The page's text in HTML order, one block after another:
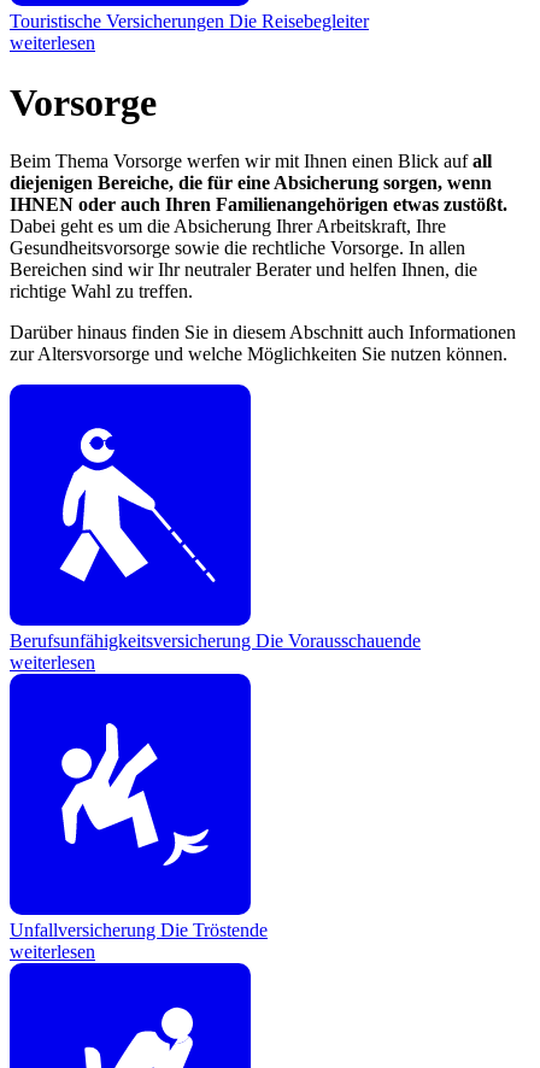
Touristische Versicherungen Die Reisebegleiter
weiterlesen
Vorsorge
Beim Thema Vorsorge werfen wir mit Ihnen einen Blick aufall
diejenigen Bereiche, die für eine Absicherung sorgen, wenn
IHNEN oder auch Ihren Familienangehörigen etwas zustößt.
Dabei geht es um die Absicherung Ihrer Arbeitskraft, Ihre
Gesundheitsvorsorge sowie die rechtliche Vorsorge. In allen
Bereichen sind wir Ihr neutraler Berater und helfen Ihnen, die
richtige Wahl zu treffen.
Darüber hinaus finden Sie in diesem Abschnitt auch Informationen
zur Altersvorsorge und welche Möglichkeiten Sie nutzen können.
Berufsunfähigkeitsversicherung Die Vorausschauende
weiterlesen
Unfallversicherung Die Tröstende
weiterlesen